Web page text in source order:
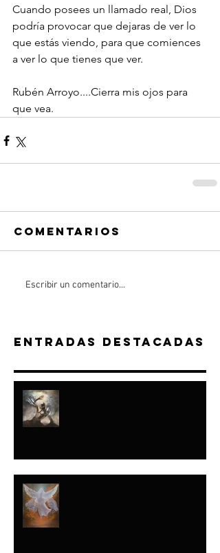
Cuando posees un llamado real, Dios
podría provocar que dejaras de ver lo
que estás viendo, para que comiences
a ver lo que tienes que ver.
Rubén Arroyo....Cierra mis ojos para
que vea.
Comentarios
Escribir un comentario...
Entradas destacadas